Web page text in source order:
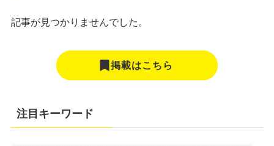
記事が見つかりませんでした。
掲載はこちら
注目キーワード